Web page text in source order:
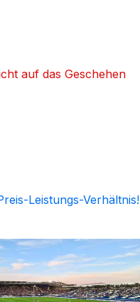
auf das Geschehen
Leistungs-Verhältnis!